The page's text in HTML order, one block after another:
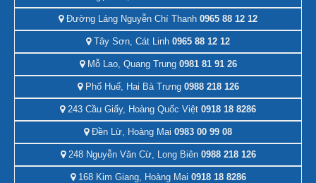
Đường Láng Nguyễn Chí Thanh 0965 88 12 12
Tây Sơn, Cát Linh 0965 88 12 12
Mỗ Lao, Quang Trung0981 81 91 26
Phố Huế, Hai Bà Trưng0988 218 126
243 Cầu Giấy, Hoàng Quốc Việt 0918 18 8286
Đền Lừ, Hoàng Mai 0983 00 99 08
248 Nguyễn Văn Cừ, Long Biên0988 218 126
168 Kim Giang, Hoàng Mai 0918 18 8286